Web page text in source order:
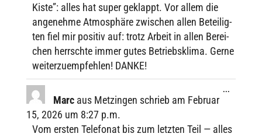
Kiste”: alles hat super geklappt. Vor allem die
ange­nehme Atmo­sphäre zwischen allen Betei­lig­
ten fiel mir posi­tiv auf: trotz Arbeit in allen Berei­
chen herrschte immer gutes Betriebs­klima. Gerne
weiter­zu­emp­feh­len! DANKE!
Marc aus Metzingen schrieb am Februar
15, 2026 um 8:27 p.m.
Vom ersten Tele­fo­nat bis zum letz­ten Teil — alles
...